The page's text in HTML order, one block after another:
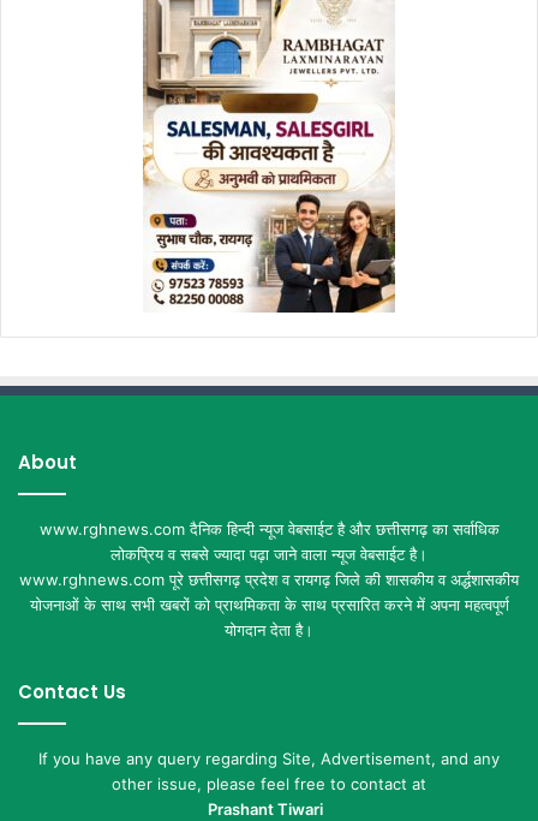
About
www.rghnews.com दैनिक हिन्दी न्यूज वेबसाईट है और छत्तीसगढ़ का सर्वाधिक
लोकप्रिय व सबसे ज्यादा पढ़ा जाने वाला न्यूज वेबसाईट है।
www.rghnews.com पूरे छत्तीसगढ़ प्रदेश व रायगढ़ जिले की शासकीय व अर्द्धशासकीय
योजनाओं के साथ सभी खबरों को प्राथमिकता के साथ प्रसारित करने में अपना महत्वपूर्ण
योगदान देता है।
Contact Us
If you have any query regarding Site, Advertisement, and any
other issue, please feel free to contact at
Prashant Tiwari